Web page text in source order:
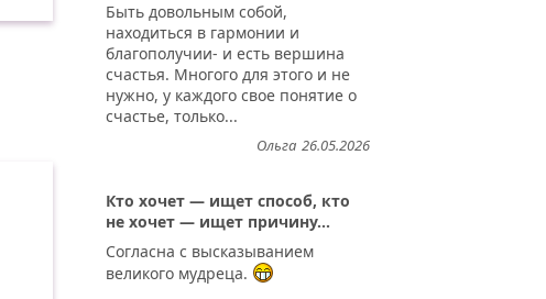
Быть довольным собой,
находиться в гармонии и
благополучии- и есть вершина
счастья. Многого для этого и не
нужно, у каждого свое понятие о
счастье, только...
26.05.2026
Ольга
Кто хочет — ищет способ, кто
не хочет — ищет причину...
Согласна с высказыванием
великого мудреца.